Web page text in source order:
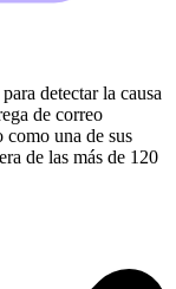
detectar la causa
de correo
una de sus
de las más de 120